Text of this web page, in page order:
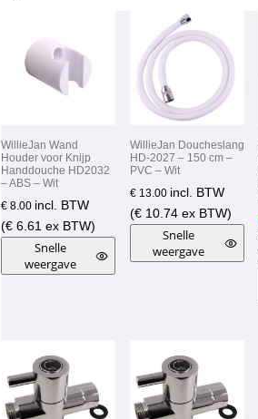
WillieJan Wand
Houder voor Knijp
Handdouche HD2032
– ABS – Wit
€8.00 incl. BTW
(€6.61ex BTW)
Snelle
weergave
WillieJan Doucheslang
HD-2027 – 150 cm –
PVC – Wit
€13.00 incl. BTW
(€10.74ex BTW)
Snelle
weergave